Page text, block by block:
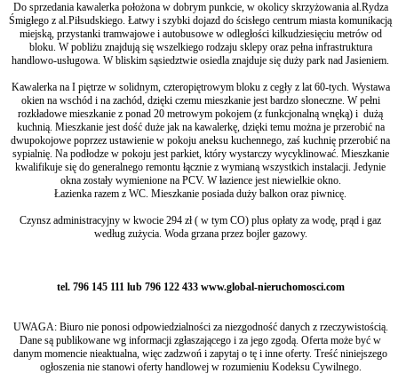
Do sprzedania kawalerka położona w dobrym punkcie, w okolicy skrzyżowania al.Rydza
Śmigłego z al.Piłsudskiego. Łatwy i szybki dojazd do ścisłego centrum miasta komunikacją
miejską, przystanki tramwajowe i autobusowe w odległości kilkudziesięciu metrów od
bloku. W pobliżu znajdują się wszelkiego rodzaju sklepy oraz pełna infrastruktura
handlowo-usługowa. W bliskim sąsiedztwie osiedla znajduje się duży park nad Jasieniem.
Kawalerka na I piętrze w solidnym, czteropiętrowym bloku z cegły z lat 60-tych. Wystawa
okien na wschód i na zachód, dzięki czemu mieszkanie jest bardzo słoneczne. W pełni
rozkładowe mieszkanie z ponad 20 metrowym pokojem (z funkcjonalną wnęką) i dużą
kuchnią. Mieszkanie jest dość duże jak na kawalerkę, dzięki temu można je przerobić na
dwupokojowe poprzez ustawienie w pokoju aneksu kuchennego, zaś kuchnię przerobić na
sypialnię. Na podłodze w pokoju jest parkiet, który wystarczy wycyklinować. Mieszkanie
kwalifikuje się do generalnego remontu łącznie z wymianą wszystkich instalacji. Jedynie
okna zostały wymienione na PCV. W łazience jest niewielkie okno.
Łazienka razem z WC. Mieszkanie posiada duży balkon oraz piwnicę.
Czynsz administracyjny w kwocie 294 zł ( w tym CO) plus opłaty za wodę, prąd i gaz
według zużycia. Woda grzana przez bojler gazowy.
tel. 796 145 111 lub 796 122 433 www.global-nieruchomosci.com
UWAGA: Biuro nie ponosi odpowiedzialności za niezgodność danych z rzeczywistością.
Dane są publikowane wg informacji zgłaszającego i za jego zgodą. Oferta może być w
danym momencie nieaktualna, więc zadzwoń i zapytaj o tę i inne oferty. Treść niniejszego
ogłoszenia nie stanowi oferty handlowej w rozumieniu Kodeksu Cywilnego.